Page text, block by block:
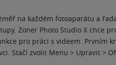
na každém fotoaparátu a
Zoner Photo Studio X chce
pro práci s videem. Prvním
Stačí zvolit Menu > Upravit >